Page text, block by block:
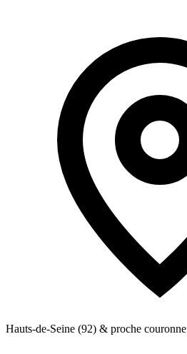
Hauts-de-Seine (92) & proche couronne